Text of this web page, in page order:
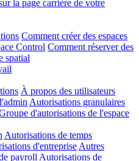
la page carrière de votre
Comment créer des espaces
Control Comment réserver des
spatial
À propos des utilisateurs
Autorisations granulaires
d'autorisations de l'espace
Autorisations de temps
d'entreprise Autres
payroll Autorisations de